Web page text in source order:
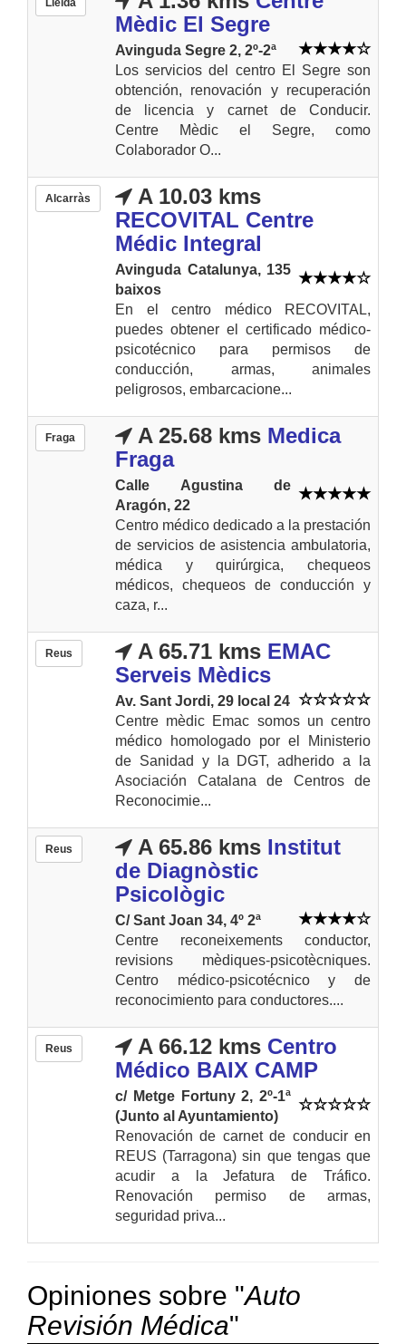
Mèdic El Segre
Avinguda Segre 2, 2º-2ª
Los servicios del centro El Segre son
obtención, renovación y recuperación
de licencia y carnet de Conducir.
Centre Mèdic el Segre, como
Colaborador O...
Alcarràs
A 10.03 kms
RECOVITAL Centre
Médic Integral
Avinguda Catalunya, 135
baixos
En el centro médico RECOVITAL,
puedes obtener el certificado médico-
psicotécnico para permisos de
conducción, armas, animales
peligrosos, embarcacione...
Fraga A 25.68 kms Medica
Fraga
Calle Agustina de
Aragón, 22
Centro médico dedicado a la prestación
de servicios de asistencia ambulatoria,
médica y quirúrgica, chequeos
médicos, chequeos de conducción y
caza, r...
Reus A 65.71 kms EMAC
Serveis Mèdics
Av. Sant Jordi, 29 local 24
Centre mèdic Emac somos un centro
médico homologado por el Ministerio
de Sanidad y la DGT, adherido a la
Asociación Catalana de Centros de
Reconocimie...
Reus A 65.86 kms Institut
de Diagnòstic
Psicològic
C/ Sant Joan 34, 4º 2ª
Centre reconeixements conductor,
revisions mèdiques-psicotècniques.
Centro médico-psicotécnico y de
reconocimiento para conductores....
Reus A 66.12 kms Centro
Médico BAIX CAMP
c/ Metge Fortuny 2, 2º-1ª
(Junto al Ayuntamiento)
Renovación de carnet de conducir en
REUS (Tarragona) sin que tengas que
acudir a la Jefatura de Tráfico.
Renovación permiso de armas,
seguridad priva...
Opiniones sobre "Auto
Revisión Médica"